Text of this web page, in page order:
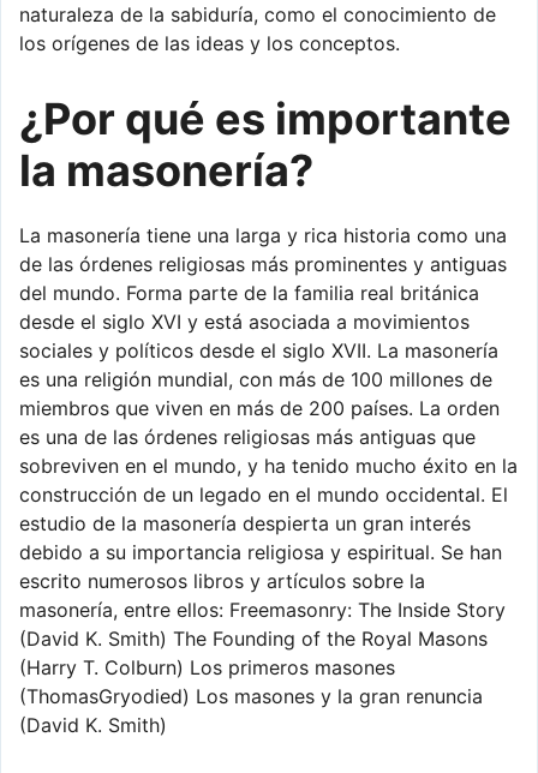
naturaleza de la sabiduría, como el conocimiento de
los orígenes de las ideas y los conceptos.
¿Por qué es importante
la masonería?
La masonería tiene una larga y rica historia como una
de las órdenes religiosas más prominentes y antiguas
del mundo. Forma parte de la familia real británica
desde el siglo XVI y está asociada a movimientos
sociales y políticos desde el siglo XVII. La masonería
es una religión mundial, con más de 100 millones de
miembros que viven en más de 200 países. La orden
es una de las órdenes religiosas más antiguas que
sobreviven en el mundo, y ha tenido mucho éxito en la
construcción de un legado en el mundo occidental. El
estudio de la masonería despierta un gran interés
debido a su importancia religiosa y espiritual. Se han
escrito numerosos libros y artículos sobre la
masonería, entre ellos: Freemasonry: The Inside Story
(David K. Smith) The Founding of the Royal Masons
(Harry T. Colburn) Los primeros masones
(ThomasGryodied) Los masones y la gran renuncia
(David K. Smith)